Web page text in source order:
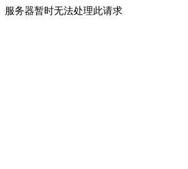
服务器暂时无法处理此请求